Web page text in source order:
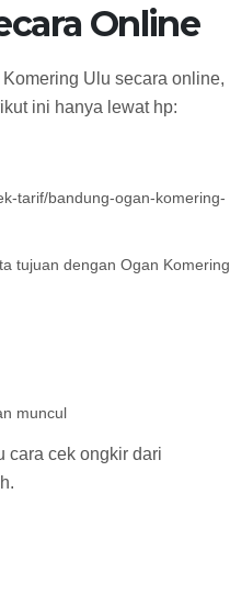
Online
Ulu secara online,
ini hanya lewat hp:
tarif/bandung-ogan-komering-
tujuan dengan Ogan Komering
muncul
cara cek ongkir dari